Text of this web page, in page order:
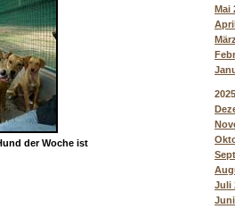
der Woche ist
Mai
2025
Juli